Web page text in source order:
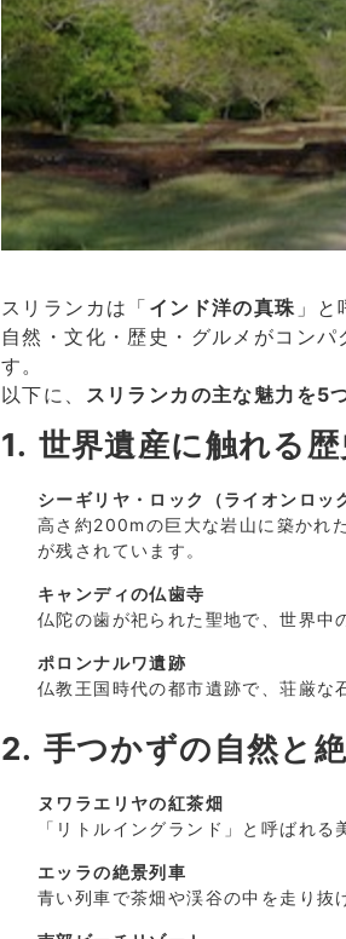
スリランカは「 インド洋の真珠 」
自然・文化・歴史・グルメがコン
す。
以下に、
スリランカの主な魅力を5
1. 世界遺産に触れる
シーギリヤ・ロック（ライオンロッ
高さ約200mの巨大な岩山に築かれ
が残されています。
キャンディの仏歯寺
仏陀の歯が祀られた聖地で、世界中
ポロンナルワ遺跡
仏教王国時代の都市遺跡で、荘厳な
2. 手つかずの自然と
ヌワラエリヤの紅茶畑
「リトルイングランド」と呼ばれ
エッラの絶景列車
青い列車で茶畑や渓谷の中を走り抜